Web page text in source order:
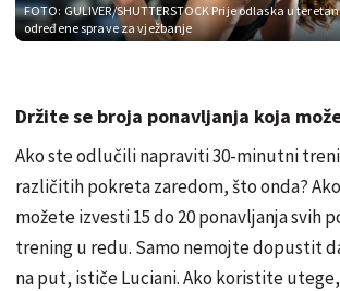
FOTO: GULIVER/SHUTTERSTOCKPrije odlaska u
određene sprave za vježbanje
Držite se broja ponavljanja koja
Ako ste odlučili napraviti 30-minutni
različitih pokreta zaredom, što onda? Ako
možete izvesti 15 do 20 ponavljanja svih
trening u redu. Samo nemojte dopustit
na put, ističe Luciani. Ako koristite